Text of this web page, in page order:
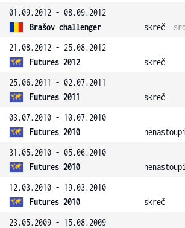
01.09.2012 - 08.09.2012
Brašov challenger
skreč -
21.08.2012 - 25.08.2012
Futures 2012
skreč
25.06.2011 - 02.07.2011
Futures 2011
skreč
03.07.2010 - 10.07.2010
Futures 2010
31.05.2010 - 05.06.2010
Futures 2010
12.03.2010 - 19.03.2010
Futures 2010
skreč
23.05.2009 - 15.08.2009